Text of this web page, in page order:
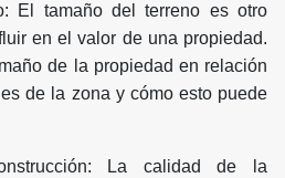
El tamaño del terreno es otro
en el valor de una propiedad.
de la propiedad en relación
de la zona y cómo esto puede
La calidad de la